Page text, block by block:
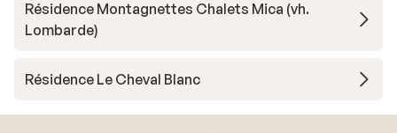
Résidence Montagnettes Chalets Mica (vh.
Lombarde)
Résidence Le Cheval Blanc